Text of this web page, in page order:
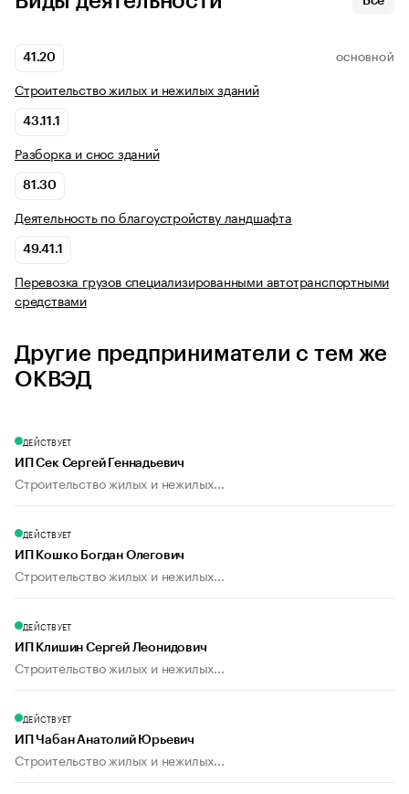
41.20 ОСНОВНОЙ
Строительство жилых и нежилых зданий
43.11.1
Разборка и снос зданий
81.30
Деятельность по благоустройству ландшафта
49.41.1
Перевозка грузов специализированными автотранспортными
средствами
Другие предприниматели с тем же
ОКВЭД
ДЕЙСТВУЕТ
ИП Сек Сергей Геннадьевич
Строительство жилых и нежилых...
ДЕЙСТВУЕТ
ИП Кошко Богдан Олегович
Строительство жилых и нежилых...
ДЕЙСТВУЕТ
ИП Клишин Сергей Леонидович
Строительство жилых и нежилых...
ДЕЙСТВУЕТ
ИП Чабан Анатолий Юрьевич
Строительство жилых и нежилых...